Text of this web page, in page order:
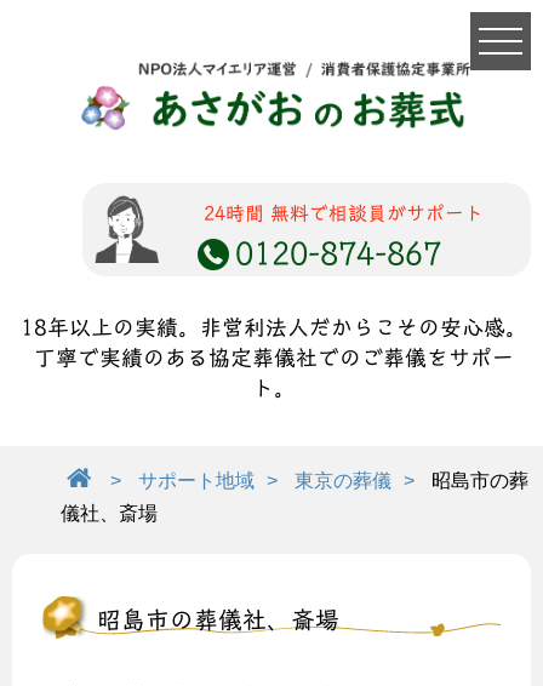
24時間 無料で相談員がサポート
0120-874-867
18年以上の実績。非営利法人だからこその安心感。
丁寧で実績のある協定葬儀社でのご葬儀をサポー
ト。
サポート地域 東京の葬儀
昭島市の葬
儀社、斎場
昭島市の葬儀社、斎場